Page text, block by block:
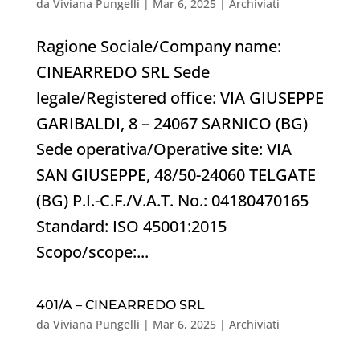
da Viviana Pungelli | Mar 6, 2025| Archiviati
Ragione Sociale/Company name:
CINEARREDO SRL Sede
legale/Registered office: VIA GIUSEPPE
GARIBALDI, 8 – 24067 SARNICO (BG)
Sede operativa/Operative site: VIA
SAN GIUSEPPE, 48/50-24060 TELGATE
(BG) P.I.-C.F./V.A.T. No.: 04180470165
Standard: ISO 45001:2015
Scopo/scope:...
401/A – CINEARREDO SRL
da Viviana Pungelli | Mar 6, 2025| Archiviati